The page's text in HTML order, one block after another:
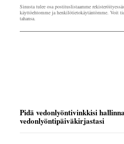
Pidä vedonlyöntivinkkisi
vedonlyöntipäiväkirjastasi
Sinusta tulee osa postituslistaamme
käyttöehtomme ja henkilötietokäytäntömme. Voit
tahansa.